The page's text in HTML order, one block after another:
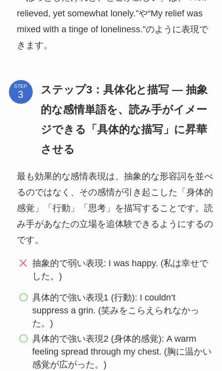
relieved, yet somewhat lonely.”や“My relief was
mixed with a tinge of loneliness.”のように表現で
きます。
STEP
ステップ3：具体化と描写 ― 抽象
的な感情単語を、読み手がイメー
ジできる「具体的な描写」に昇華
させる
最も効果的な感情表現は、抽象的な形容詞を並べ
るのではなく、その感情が引き起こした「身体的
感覚」「行動」「思考」を描写することです。読
み手があなたの立場を追体験できるようにするの
です。
抽象的で弱い表現: I was happy. (私は幸せで
した。)
具体的で強い表現1 (行動): I couldn’t
suppress a grin. (笑みをこらえられなかっ
た。)
具体的で強い表現2 (身体的感覚): A warm
feeling spread through my chest. (胸に温かい
感覚が広がった。)